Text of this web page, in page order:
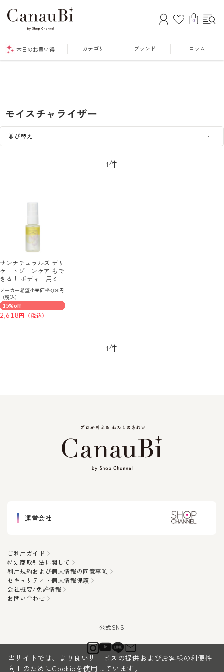
0
本日のお買い得 カテゴリ ブランド コラム
モイスチャライザー
1件
サンナチュラルズ デリ
ケートゾーンケア もで
きる！ ボディー用ミス
ト化粧水 ＫＥＩＫＯ
インフュージョン フェ
ムブースターミスト
メーカー希望小売価格3,080円
（税込）
15%off
2,618
1件
運営会社
ご利用ガイド
特定商取引法に関して
利用規約および個人情報の同意事項
セキュリティ・個人情報保護
会社概要/免許情報
お問い合わせ
当サイトでは、より良いサービスの提供およびお客様の利便性
向上のためにCookieを使用しています。